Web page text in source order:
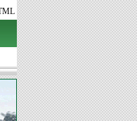
高中各学科专任教师及行政优秀文